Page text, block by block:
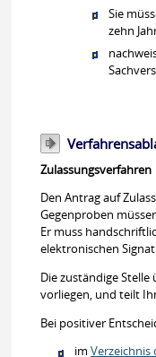
Sie
zehn
Zulassungsverfahren
Den Antrag auf
Gegenproben
Er muss
elektronischen
Die zuständige
vorliegen, und teilt
Bei positiver
imVerzeichnis